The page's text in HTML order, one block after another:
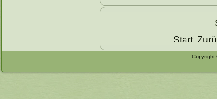
Start
Copyright